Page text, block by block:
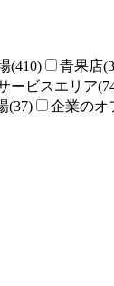
(410) 青果店
ービスエリア
(37) 企業のオ